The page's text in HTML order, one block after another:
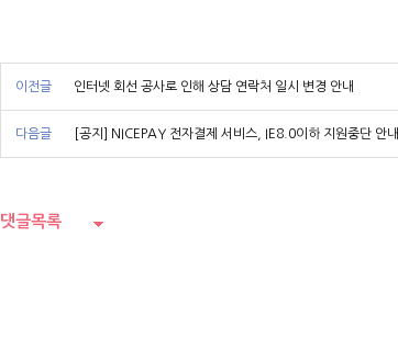
이전글 인터넷 회선 공사로 인해 상담 연락처 일시 변경 안내
다음글 [공지] NICEPAY 전자결제 서비스, IE8.0이하 지원중단 안내
댓글목록